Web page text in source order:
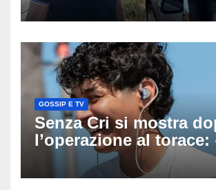
scomparso dopo
GOSSIP E TV
Senza Cri si mostra
l’operazione al torace:
anni mi sentivo in
racconto sul difficile